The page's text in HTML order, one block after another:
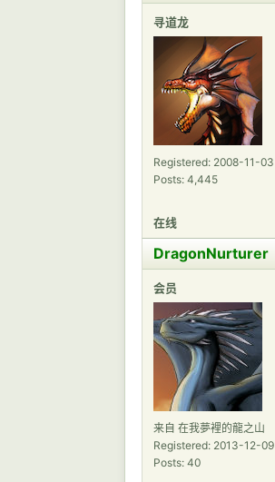
寻道龙
Registered: 2008-11-03
Posts: 4,445
在线
DragonNurturer
会员
来自 在我夢裡的龍之山
Registered: 2013-12-09
Posts: 40